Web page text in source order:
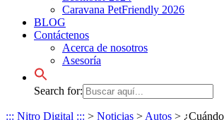
Caravana PetFriendly 2026
BLOG
Contáctenos
Acerca de nosotros
Asesoría
Search for:
::: Nitro Digital ::: > Noticias > Autos >